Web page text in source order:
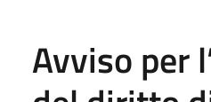
Avviso per